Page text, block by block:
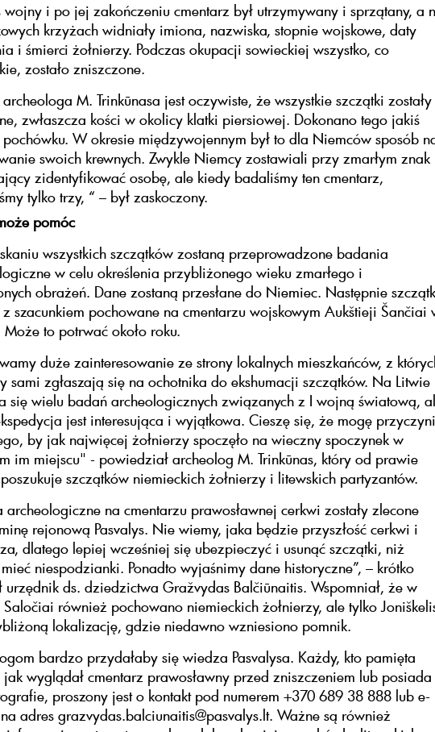
wojny i po jej zakończeniu cmentarz był utrzymywany i sprzątany, a
krzyżach widniały imiona, nazwiska, stopnie wojskowe, daty
i śmierci żołnierzy. Podczas okupacji sowieckiej wszystko, co
zostało zniszczone.
archeologa M. Trinkūnasa jest oczywiste, że wszystkie szczątki zostały
zwłaszcza kości w okolicy klatki piersiowej. Dokonano tego jakiś
W okresie międzywojennym był to dla Niemców sposób
swoich krewnych. Zwykle Niemcy zostawiali przy zmarłym znak
zidentyfikować osobę, ale kiedy badaliśmy ten cmentarz,
tylko trzy, “ – był zaskoczony.
pomóc
wszystkich szczątków zostaną przeprowadzone badania
w celu określenia przybliżonego wieku zmarłego i
obrażeń. Dane zostaną przesłane do Niemiec. Następnie
szacunkiem pochowane na cmentarzu wojskowym Aukštieji Šančiai
Może to potrwać około roku.
duże zainteresowanie ze strony lokalnych mieszkańców, z
sami zgłaszają się na ochotnika do ekshumacji szczątków. Na Litwie
się wielu badań archeologicznych związanych z I wojną światową,
jest interesująca i wyjątkowa. Cieszę się, że mogę
by jak najwięcej żołnierzy spoczęło na wieczny spoczynek w
im miejscu" - powiedział archeolog M. Trinkūnas, który od prawie
szczątków niemieckich żołnierzy i litewskich partyzantów.
archeologiczne na cmentarzu prawosławnej cerkwi zostały zlecone
rejonową Pasvalys. Nie wiemy, jaka będzie przyszłość cerkwi i
dlatego lepiej wcześniej się ubezpieczyć i usunąć szczątki, niż
niespodzianki. Ponadto wyjaśnimy dane historyczne”, – krótko
urzędnik ds. dziedzictwa Gražvydas Balčiūnaitis. Wspomniał, że w
również pochowano niemieckich żołnierzy, ale tylko
lokalizację, gdzie niedawno wzniesiono pomnik.
bardzo przydałaby się wiedza Pasvalysa. Każdy, kto pamięta
jak wyglądał cmentarz prawosławny przed zniszczeniem lub posiada
proszony jest o kontakt pod numerem +370 689 38 888 lub e-
adres grazvydas.balciunaitis@pasvalys.lt. Ważne są również